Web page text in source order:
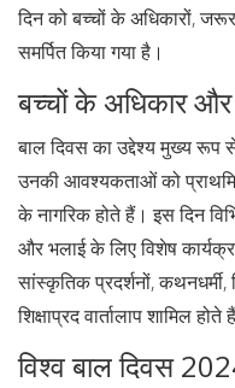
दिन को बच्चों के अधिकारों,
समर्पित किया गया है।
बच्चों के अधिकार और
बाल दिवस का उद्देश्य मुख्य रूप
उनकी आवश्यकताओं को
के नागरिक होते हैं। इस दिन
और भलाई के लिए विशेष
सांस्कृतिक प्रदर्शनों,
शिक्षाप्रद वार्तालाप शामिल होते
विश्व बाल दिवस